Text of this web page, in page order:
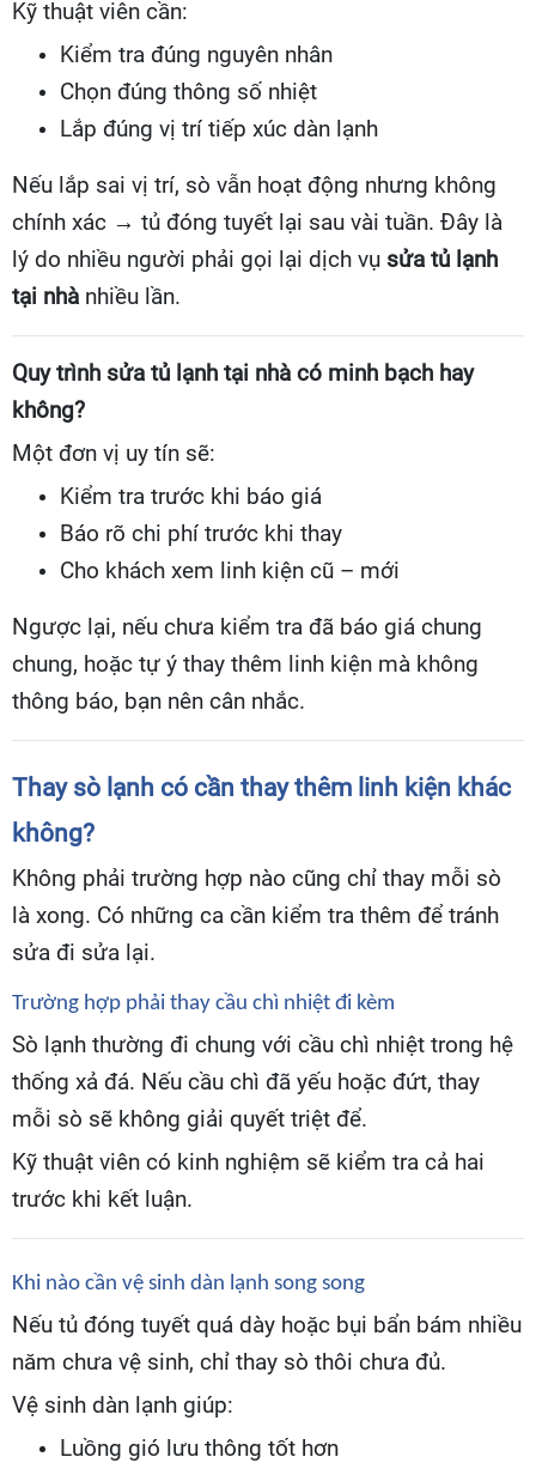
Kỹ thuật viên cần:
Kiểm tra đúng nguyên nhân
Chọn đúng thông số nhiệt
Lắp đúng vị trí tiếp xúc dàn lạnh
Nếu lắp sai vị trí, sò vẫn hoạt động nhưng không
chính xác → tủ đóng tuyết lại sau vài tuần. Đây là
lý do nhiều người phải gọi lại dịch vụ sửa tủ lạnh
tại nhà nhiều lần.
Quy trình sửa tủ lạnh tại nhà có minh bạch hay
không?
Một đơn vị uy tín sẽ:
Kiểm tra trước khi báo giá
Báo rõ chi phí trước khi thay
Cho khách xem linh kiện cũ – mới
Ngược lại, nếu chưa kiểm tra đã báo giá chung
chung, hoặc tự ý thay thêm linh kiện mà không
thông báo, bạn nên cân nhắc.
Thay sò lạnh có cần thay thêm linh kiện khác
không?
Không phải trường hợp nào cũng chỉ thay mỗi sò
là xong. Có những ca cần kiểm tra thêm để tránh
sửa đi sửa lại.
Trường hợp phải thay cầu chì nhiệt đi kèm
Sò lạnh thường đi chung với cầu chì nhiệt trong hệ
thống xả đá. Nếu cầu chì đã yếu hoặc đứt, thay
mỗi sò sẽ không giải quyết triệt để.
Kỹ thuật viên có kinh nghiệm sẽ kiểm tra cả hai
trước khi kết luận.
Khi nào cần vệ sinh dàn lạnh song song
Nếu tủ đóng tuyết quá dày hoặc bụi bẩn bám nhiều
năm chưa vệ sinh, chỉ thay sò thôi chưa đủ.
Vệ sinh dàn lạnh giúp:
Luồng gió lưu thông tốt hơn